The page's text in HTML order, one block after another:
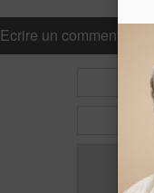
Ecrire un commentaire